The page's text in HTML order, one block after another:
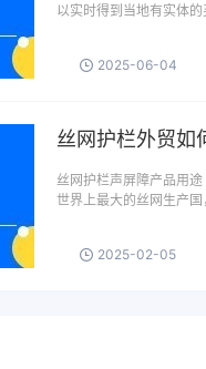
以实时得到当地有实体
2025-06-04
丝网护栏外贸如
丝网护栏声屏障产品用
世界上最大的丝网生产
2025-02-05